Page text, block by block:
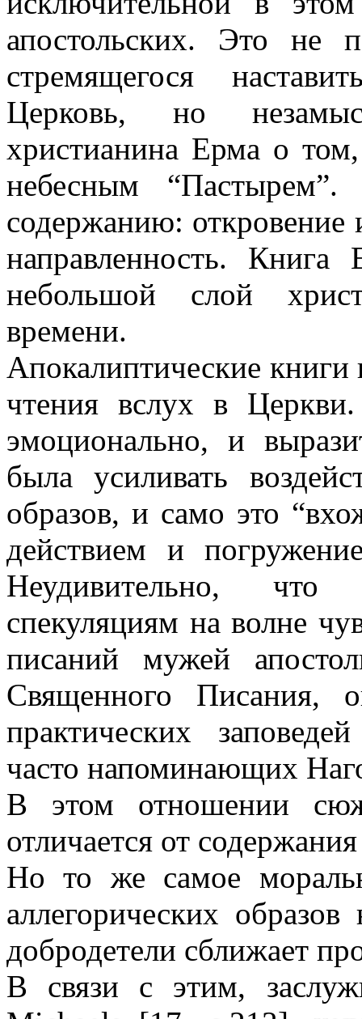
апостольских. Это не
стремящегося
Церковь, но
христианина Ерма о
небесным
содержанию:
направленность.
небольшой слой
времени.
Апокалиптические книги
чтения вслух в
эмоционально, и
была усиливать
образов, и само это
действием и
Неудивительно, что
спекуляциям на волне
писаний мужей
Священного Писания,
практических
часто напоминающих
В этом отношении
отличается от
Но то же самое
аллегорических
добродетели сближает
В связи с этим,